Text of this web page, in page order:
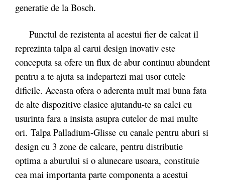
generatie de la Bosch.
Punctul de rezistenta al acestui fier de calcat il
reprezinta talpa al carui design inovativ este
conceputa sa ofere un flux de abur continuu abundent
pentru a te ajuta sa indepartezi mai usor cutele
dificile. Aceasta ofera o aderenta mult mai buna fata
de alte dispozitive clasice ajutandu-te sa calci cu
usurinta fara a insista asupra cutelor de mai multe
ori. Talpa Palladium-Glisse cu canale pentru aburi si
design cu 3 zone de calcare, pentru distributie
optima a aburului si o alunecare usoara, constituie
cea mai importanta parte componenta a acestui